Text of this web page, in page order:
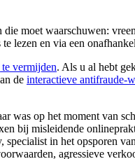
moet waarschuwen:
lezen en via een
vermijden. Als u al hebt
de interactieve antifraude-
was op het moment van
bij misleidende
in het opsporen
agressieve